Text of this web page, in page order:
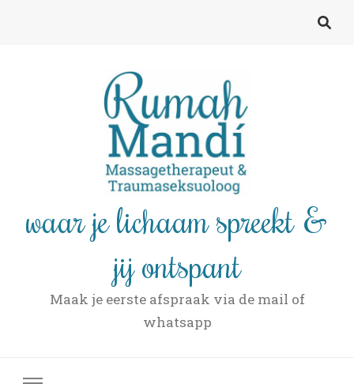
waar je lichaam spreekt &
jij ontspant
Maak je eerste afspraak via de mail of
whatsapp